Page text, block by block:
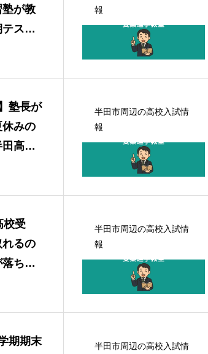
が教
スト
報
塾長が
みの
田高
ロー
半田市周辺の高校入試情
報
校受
るの
ち
半田市周辺の高校入試情
報
期期末
半田市周辺の高校入試情